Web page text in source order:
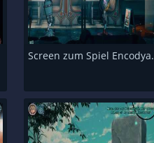
Screen zum Spiel Encodya.